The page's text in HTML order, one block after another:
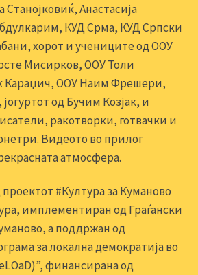
Анастасија
КУД Срма, КУД Српски
хорот и учениците од ООУ
Мисирков, ООУ Толи
Караџич, ООУ Наим Фрешери,
од Бучим Козјак, и
ракотворки, готвачки и
Видеото во прилог
атмосфера.
#Култура за Куманово
имплементиран од Граѓански
а поддржан од
за локална демократија во
финансирана од